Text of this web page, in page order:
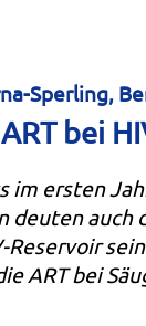
Sperling,
bei
im ersten
deuten auch
Reservoir
ART bei